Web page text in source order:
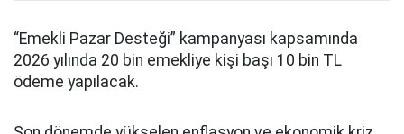
“Emekli Pazar Desteği” kampanyası kapsamında
2026 yılında 20 bin emekliye kişi başı 10 bin TL
ödeme yapılacak.